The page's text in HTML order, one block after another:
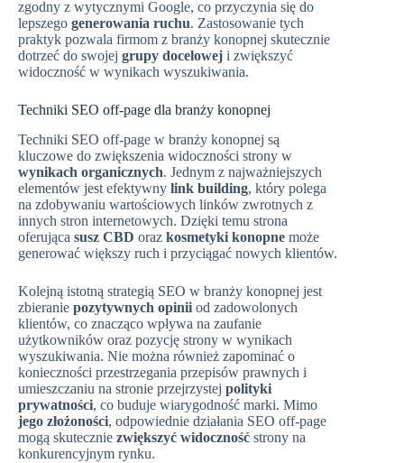
zgodny z wytycznymi Google, co przyczynia się do
lepszego generowania ruchu. Zastosowanie tych
praktyk pozwala firmom z branży konopnej skutecznie
dotrzeć do swojej grupy docelowej i zwiększyć
widoczność w wynikach wyszukiwania.
Techniki SEO off-page dla branży konopnej
Techniki SEO off-page w branży konopnej są
kluczowe do zwiększenia widoczności strony w
wynikach organicznych. Jednym z najważniejszych
elementów jest efektywny link building, który polega
na zdobywaniu wartościowych linków zwrotnych z
innych stron internetowych. Dzięki temu strona
oferująca susz CBD oraz kosmetyki konopne może
generować większy ruch i przyciągać nowych klientów.
Kolejną istotną strategią SEO w branży konopnej jest
zbieranie pozytywnych opinii od zadowolonych
klientów, co znacząco wpływa na zaufanie
użytkowników oraz pozycję strony w wynikach
wyszukiwania. Nie można również zapominać o
konieczności przestrzegania przepisów prawnych i
umieszczaniu na stronie przejrzystej polityki
prywatności, co buduje wiarygodność marki. Mimo
jego złożoności, odpowiednie działania SEO off-page
mogą skutecznie zwiększyć widoczność strony na
konkurencyjnym rynku.